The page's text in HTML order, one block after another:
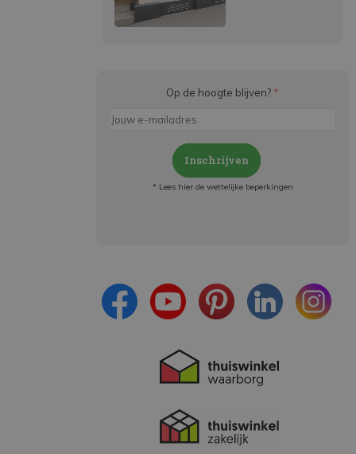
Op de hoogte blijven? *
Inschrijven
* Lees hier de wettelijke beperkingen